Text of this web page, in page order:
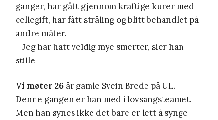
ganger, har gått gjennom kraftige kurer med
cellegift, har fått stråling og blitt behandlet på
andre måter.
– Jeg har hatt veldig mye smerter, sier han
stille.
Vi møter 26 år gamle Svein Brede på UL.
Denne gangen er han med i lovsangsteamet.
Men han synes ikke det bare er lett å synge